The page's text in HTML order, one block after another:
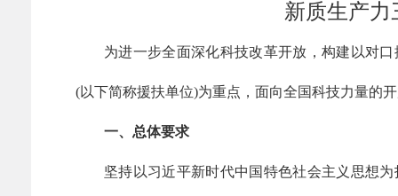
新质生产力
为进一步全面深化科技改革开放，构建以对
(以下简称援扶单位)为重点，面向全国科技力量的
一、总体要求
坚持以习近平新时代中国特色社会主义思想